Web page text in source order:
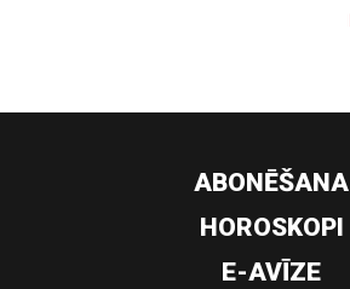
ABONĒŠANA
HOROSKOPI
E-AVĪZE